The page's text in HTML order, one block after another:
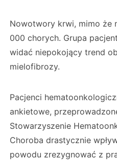
Nowotwory krwi, mimo że
000 chorych. Grupa
widać niepokojący trend
mielofibrozy.
Pacjenci
ankietowe,
Stowarzy­szenie
Choroba dra­stycznie
powodu zrezygno­wać z